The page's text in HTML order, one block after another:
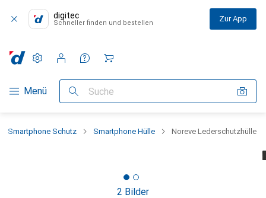
digitec
Schneller finden und bestellen Zur App
Navigation nach Kategorien
Menü Suche
Einstellungen
Kundenkonto
Vergleichslisten
Merklisten
Warenkorb
Smartphone Schutz Smartphone Hülle Noreve Lederschutzhülle
2 Bilder